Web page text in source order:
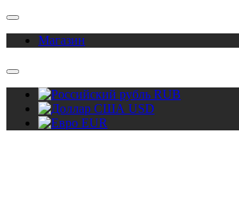
Магазин
RUB
USD
EUR